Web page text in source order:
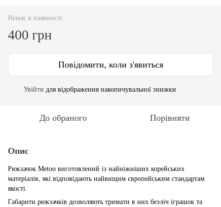
Немає в наявності
400 грн
Повідомити, коли з'явиться
Увійти для відображення накопичувальної знижки
До обраного Порівняти
Опис
Рюкзачок Metoo виготовлений із найніжніших корейських
матеріалів, які відповідають найвищим європейським стандартам
якості.
Габарити рюкзачків дозволяють тримати в них безліч іграшок та